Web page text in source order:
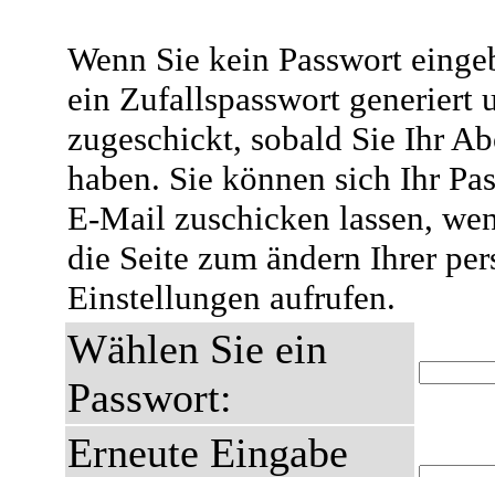
Wenn Sie kein Passwort
ein Zufallspasswort generiert
zugeschickt, sobald Sie Ihr
haben. Sie können sich Ihr
E-Mail zuschicken lassen,
die Seite zum ändern Ihrer
Einstellungen aufrufen.
Wählen Sie ein
Passwort:
Erneute Eingabe